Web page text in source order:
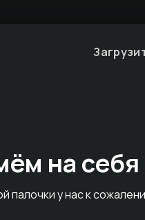
на себя
у нас к